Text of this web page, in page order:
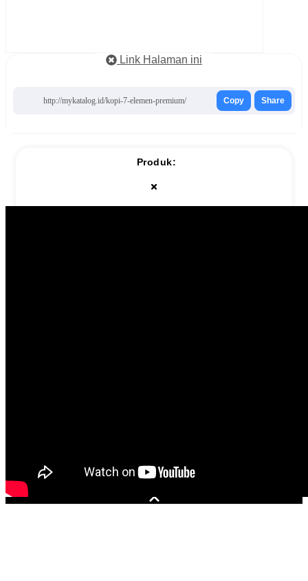
Link Halaman ini
http://mykatalog.id/kopi-7-elemen-premium/ Copy Share
Produk: